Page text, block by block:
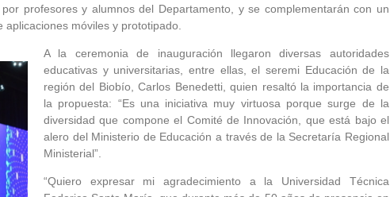
profesores y alumnos del Departamento, y se complementarán con un
móviles y prototipado.
A la ceremonia de inauguración llegaron diversas autoridades
educativas y universitarias, entre ellas, el seremi Educación de la
región del Biobío, Carlos Benedetti, quien resaltó la importancia de
la propuesta: “Es una iniciativa muy virtuosa porque surge de la
diversidad que compone el Comité de Innovación, que está bajo el
alero del Ministerio de Educación a través de la Secretaría Regional
Ministerial”.
“Quiero expresar mi agradecimiento a la Universidad Técnica